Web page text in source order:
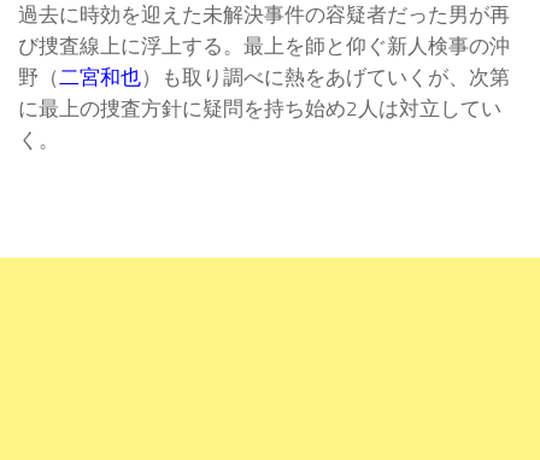
過去に時効を迎えた未解決事件の容疑者だった男が再
び捜査線上に浮上する。最上を師と仰ぐ新人検事の沖
野（ 二宮和也）も取り調べに熱をあげていくが、次第
に最上の捜査方針に疑問を持ち始め2人は対立してい
く。